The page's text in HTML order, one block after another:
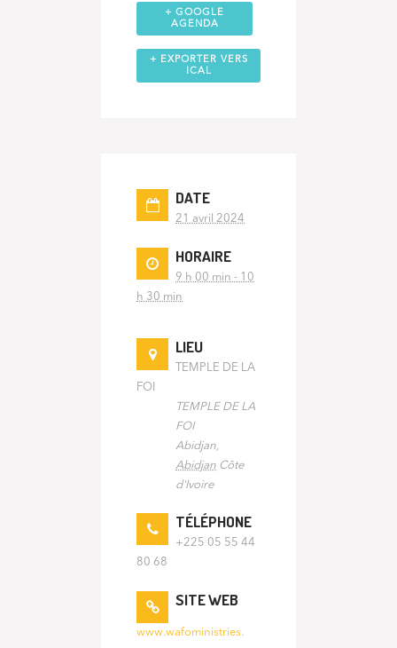
+ GOOGLE
AGENDA
+ EXPORTER VERS
ICAL
DATE
21 avril 2024
HORAIRE
9 h 00 min - 10
h 30 min
LIEU
TEMPLE DE LA
FOI
TEMPLE DE LA
FOI
Abidjan
Abidjan Côte
d'Ivoire
TÉLÉPHONE
+225 05 55 44
80 68
SITE WEB
www.wafoministries.